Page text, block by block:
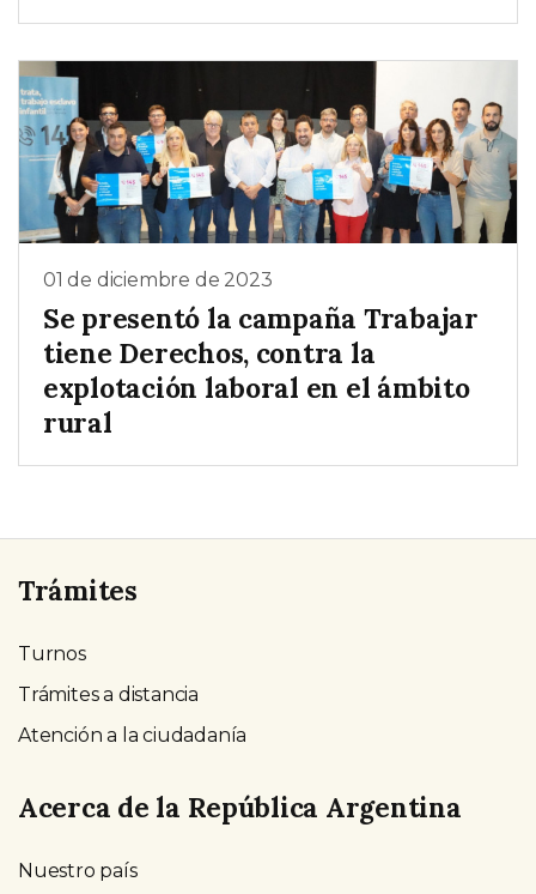
01 de diciembre de 2023
Se presentó la campaña Trabajar
tiene Derechos, contra la
explotación laboral en el ámbito
rural
Trámites
Turnos
Trámites a distancia
Atención a la ciudadanía
Acerca de la República Argentina
Nuestro país